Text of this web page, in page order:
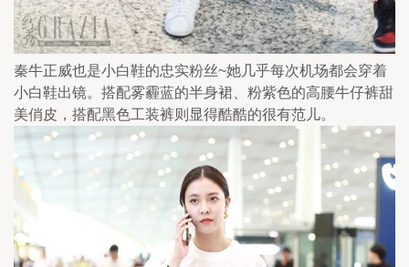
秦牛正威也是小白鞋的忠实粉丝~她几乎每次机场都会穿着
小白鞋出镜。搭配雾霾蓝的半身裙、粉紫色的高腰牛仔裤甜
美俏皮，搭配黑色工装裤则显得酷酷的很有范儿。